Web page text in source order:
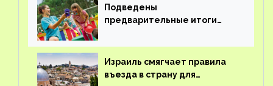
Подведены
предварительные итоги
Израиль смягчает правила
въезда в страну для